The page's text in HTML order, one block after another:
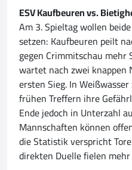
ESV Kaufbeuren vs.
Am 3. Spieltag wollen
setzen: Kaufbeuren peilt
gegen Crimmitschau
wartet nach zwei knappen
ersten Sieg. In
frühen Treffern ihre
Ende jedoch in Unterzahl
Mannschaften können
die Statistik verspricht
direkten Duelle fielen